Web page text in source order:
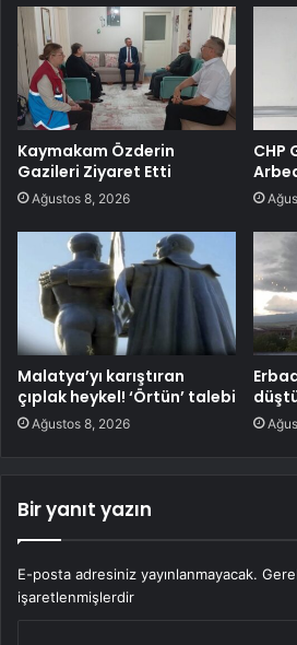
Kaymakam Özderin
Gazileri Ziyaret Etti
Ağustos 8, 2026
CHP
Malatya’yı karıştıran
çıplak heykel! ‘Örtün’ talebi
Ağustos 8, 2026
Bir yanıt yazın
E-posta adresiniz yayınlanmayacak.
işaretlenmişlerdir